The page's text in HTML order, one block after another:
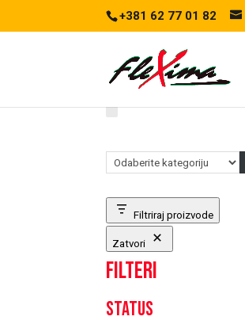
+381 62 77 01 82
Odaberite
Filtriraj proizvode
Zatvori
Filteri
Status